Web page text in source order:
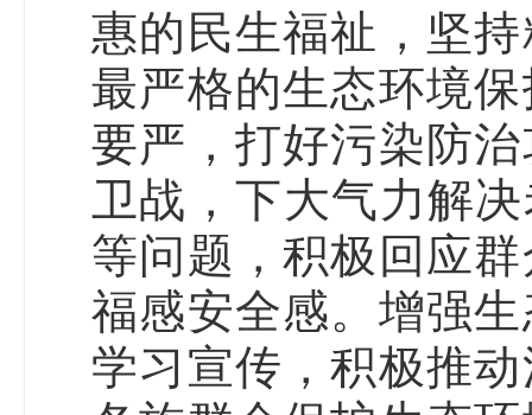
惠的民生福祉，坚
最严格的生态环境
要严，打好污染防
卫战，下大气力解
等问题，积极回应
福感安全感。增强
学习宣传，积极推